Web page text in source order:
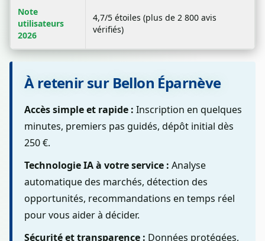
Note
utilisateurs
2026
4,7/5 étoiles (plus de 2 800 avis
vérifiés)
À retenir sur Bellon Éparnève
Accès simple et rapide : Inscription en quelques
minutes, premiers pas guidés, dépôt initial dès
250 €.
Technologie IA à votre service : Analyse
automatique des marchés, détection des
opportunités, recommandations en temps réel
pour vous aider à décider.
Sécurité et transparence : Données protégées,